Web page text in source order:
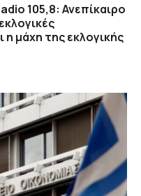
105,8: Ανεπίκαιρο
η μάχη της εκλογικής